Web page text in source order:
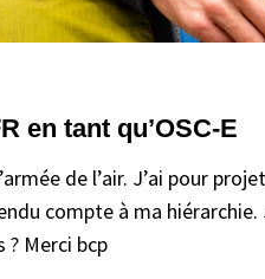
en tant qu’OSC-E
de l’air. J’ai pour
compte à ma
Merci bcp